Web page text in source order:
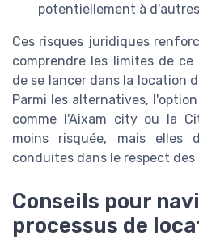
potentiellement à
Ces risques juridiques
comprendre les limites de
de se lancer dans la location
Parmi les alternatives,
comme l'Aixam city ou la
moins risquée, mais elles
conduites dans le respect des
Conseils pour
processus de